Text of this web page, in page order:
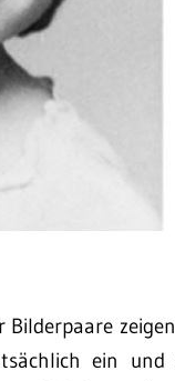
Bilderpaare
ein und